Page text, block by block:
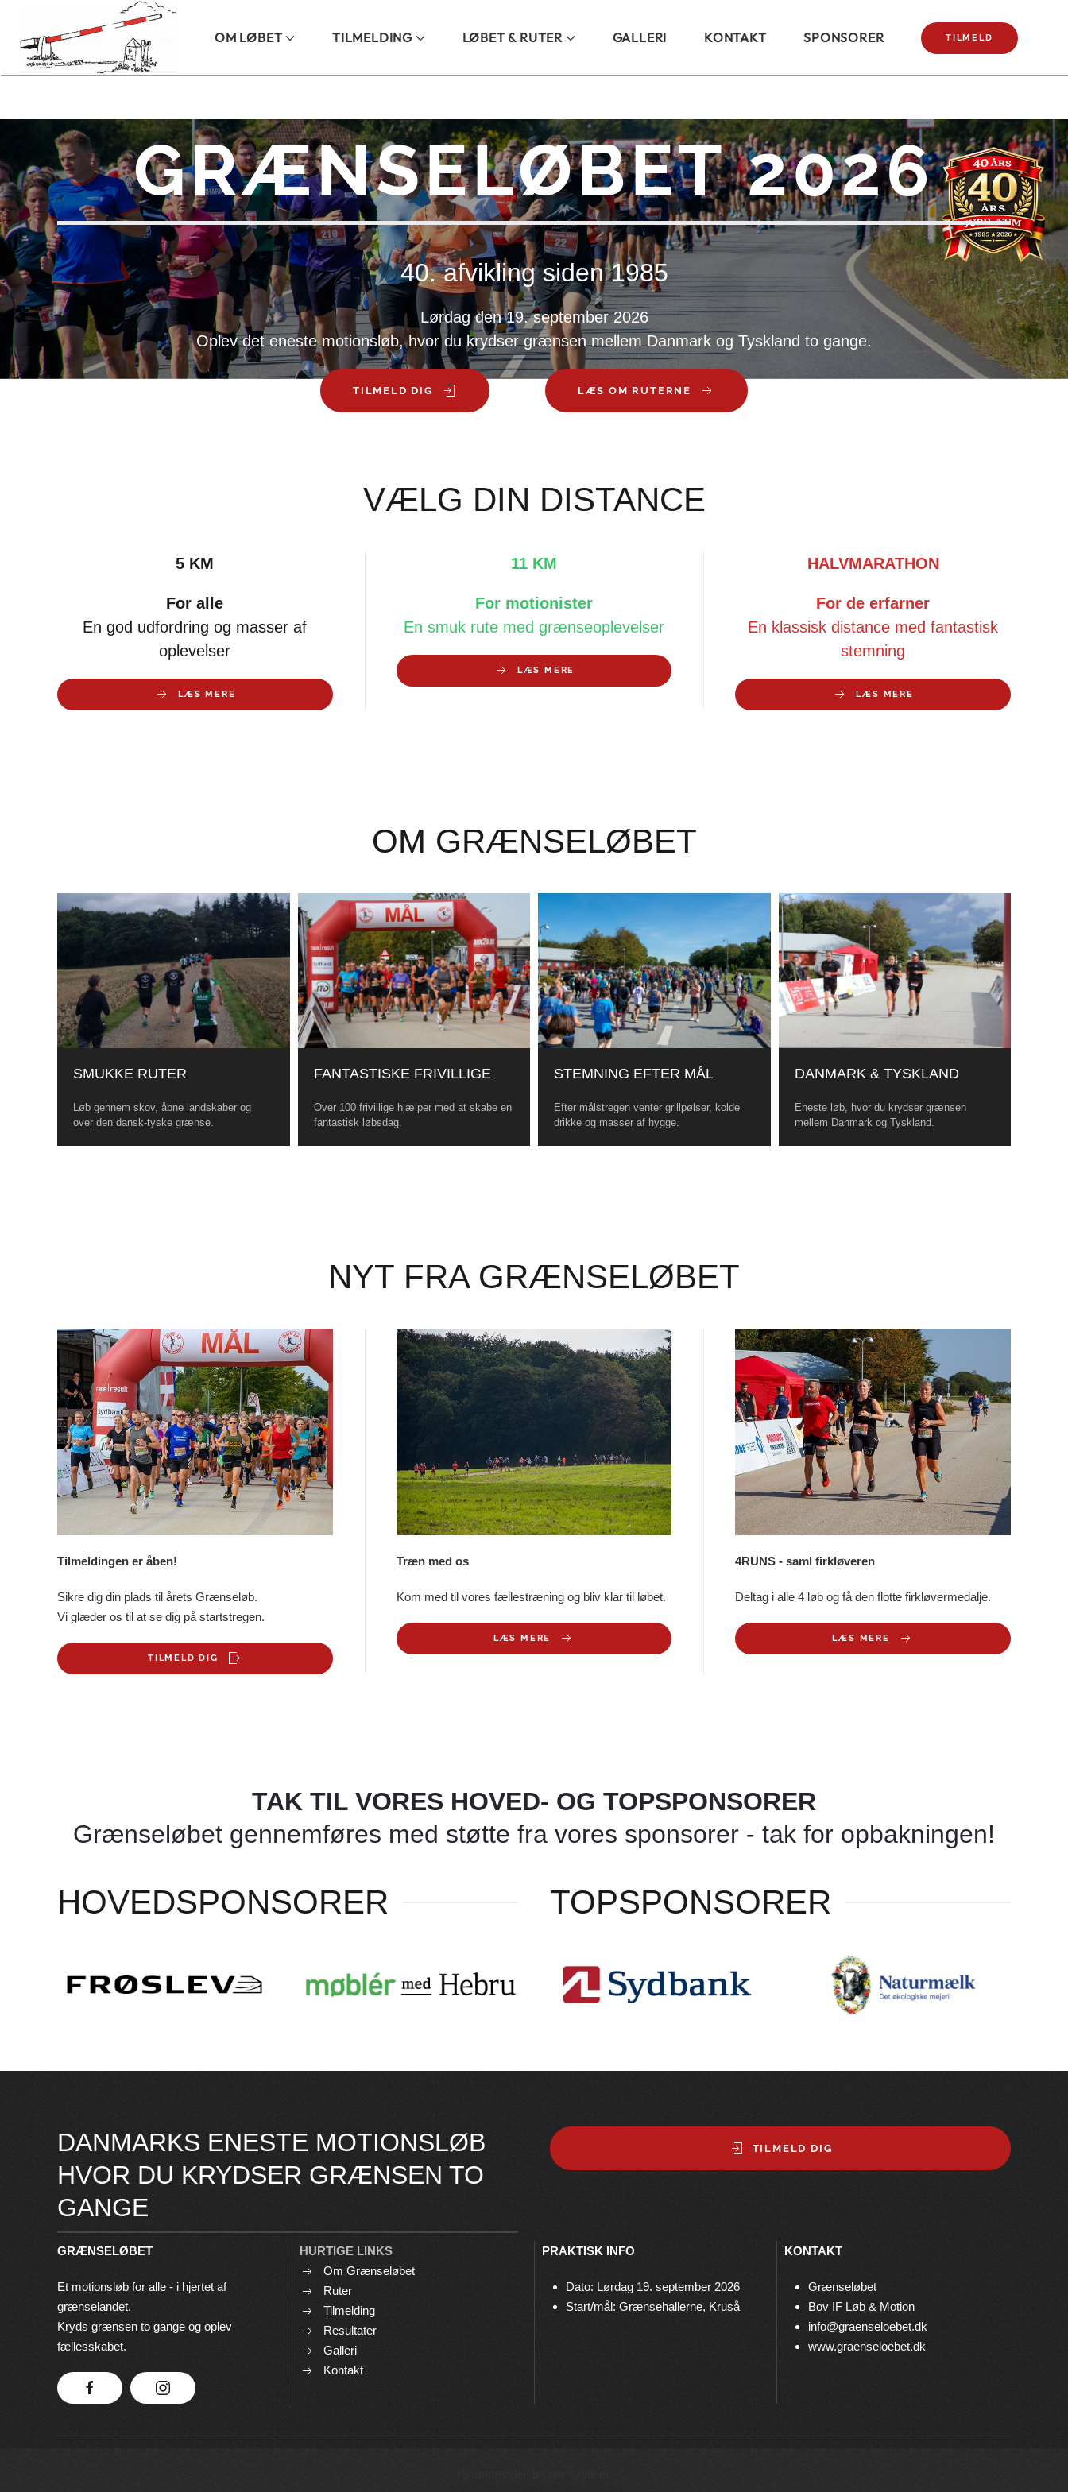
Skip to main content OM LØBET TILMELDING LØBET & RUTER GALLERI KONTAKT SPONSORER TILMELD
GRÆNSELØBET 2026
40. afvikling siden 1985
Lørdag den 19. september 2026
Oplev det eneste motionsløb, hvor du krydser grænsen mellem Danmark og Tyskland to gange.
TILMELD DIG LÆS OM RUTERNE
VÆLG DIN DISTANCE
5 KM
For alle
En god udfordring og masser af
oplevelser
LÆS MERE
11 KM
For motionister
En smuk rute med grænseoplevelser
LÆS MERE
HALVMARATHON
For de erfarner
En klassisk distance med fantastisk
stemning
LÆS MERE
OM GRÆNSELØBET
SMUKKE RUTER
Løb gennem skov, åbne landskaber og
over den dansk-tyske grænse.
FANTASTISKE FRIVILLIGE
Over 100 frivillige hjælper med at skabe en
fantastisk løbsdag.
STEMNING EFTER MÅL
Efter målstregen venter grillpølser, kolde
drikke og masser af hygge.
DANMARK & TYSKLAND
Eneste løb, hvor du krydser grænsen
mellem Danmark og Tyskland.
NYT FRA GRÆNSELØBET
Tilmeldingen er åben!
Sikre dig din plads til årets Grænseløb.
Vi glæder os til at se dig på startstregen.
TILMELD DIG
Træn med os
Kom med til vores fællestræning og bliv klar til løbet.
LÆS MERE
4RUNS - saml firkløveren
Deltag i alle 4 løb og få den flotte firkløvermedalje.
LÆS MERE
TAK TIL VORES HOVED- OG TOPSPONSORER
Grænseløbet gennemføres med støtte fra vores sponsorer - tak for opbakningen!
HOVEDSPONSORER TOPSPONSORER
DANMARKS ENESTE MOTIONSLØB
HVOR DU KRYDSER GRÆNSEN TO
GANGE
TILMELD DIG
GRÆNSELØBET
Et motionsløb for alle - i hjertet af
grænselandet.
Kryds grænsen to gange og oplev
fællesskabet.
HURTIGE LINKS
Om Grænseløbet
Ruter
Tilmelding
Resultater
Galleri
Kontakt
PRAKTISK INFO
Dato: Lørdag 19. september 2026
Start/mål: Grænsehallerne, Kruså
KONTAKT
Grænseløbet
Bov IF Løb & Motion
info@graenseloebet.dk
www.graenseloebet.dk